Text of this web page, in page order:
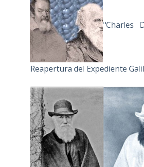
"Charles
Reapertura del Expediente